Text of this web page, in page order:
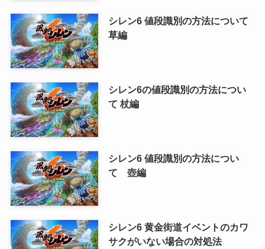
シレン6 値段識別の方法について
草編
シレン6の値段識別の方法につい
て 杖編
シレン6 値段識別の方法につい
て 壺編
シレン6 黄金街道イベントのカワ
サクがいない場合の対処法